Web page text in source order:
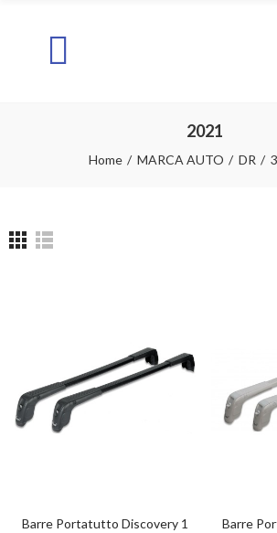
2021
Home MARCA AUTO DR 3
Barre Portatutto Discovery 1
Barre